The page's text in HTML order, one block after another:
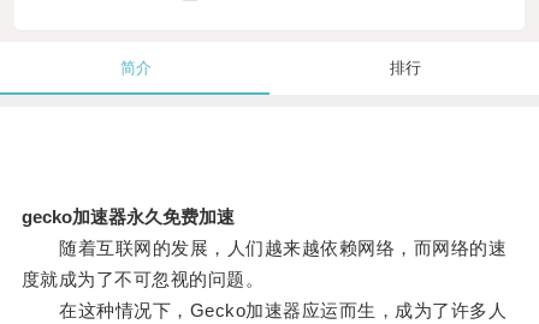
简介 排行
gecko加速器永久免费加速
随着互联网的发展，人们越来越依赖网络，而网络的速
度就成为了不可忽视的问题。
在这种情况下，Gecko加速器应运而生，成为了许多人